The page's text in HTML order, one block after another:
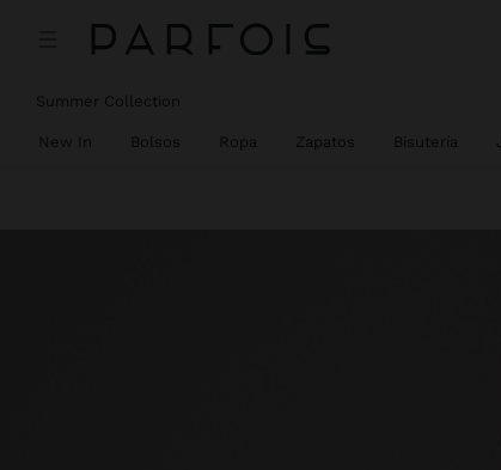
Summer Collection
New In Bolsos Ropa Zapatos Bisutería